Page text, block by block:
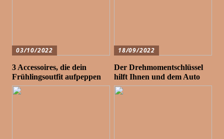
03/10/2022
3 Accessoires, die dein
Frühlingsoutfit aufpeppen
18/09/2022
Der Drehmomentschlüssel
hilft Ihnen und dem Auto